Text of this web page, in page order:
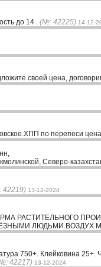
до 14 . (№: 42225) 14-12-
своей цена,
по перепеси
Северо-
13-12-2024
РАСТИТЕЛЬНОГО
ЛЮДЬМИ.ВОЗДУХ
750+. Клейковина
42217) 13-12-2024